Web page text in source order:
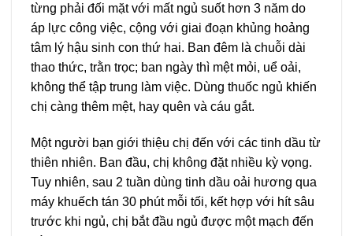
từng phải đối mặt với mất ngủ suốt hơn 3 năm do
áp lực công việc, cộng với giai đoạn khủng hoảng
tâm lý hậu sinh con thứ hai. Ban đêm là chuỗi dài
thao thức, trằn trọc; ban ngày thì mệt mỏi, uể oải,
không thể tập trung làm việc. Dùng thuốc ngủ khiến
chị càng thêm mệt, hay quên và cáu gắt.
Một người bạn giới thiệu chị đến với các tinh dầu từ
thiên nhiên. Ban đầu, chị không đặt nhiều kỳ vọng.
Tuy nhiên, sau 2 tuần dùng tinh dầu oải hương qua
máy khuếch tán 30 phút mỗi tối, kết hợp với hít sâu
trước khi ngủ, chị bắt đầu ngủ được một mạch đến